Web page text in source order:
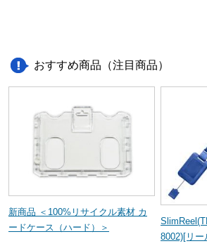
おすすめ商品（注目商品）
新商品 ＜100%リサイクル素材 カ
ードケース（ハード）＞
8002)[リー